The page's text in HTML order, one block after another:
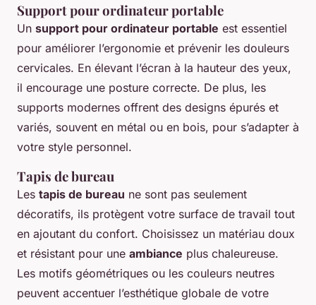
Support pour ordinateur portable
Un support pour ordinateur portable est essentiel
pour améliorer l’ergonomie et prévenir les douleurs
cervicales. En élevant l’écran à la hauteur des yeux,
il encourage une posture correcte. De plus, les
supports modernes offrent des designs épurés et
variés, souvent en métal ou en bois, pour s’adapter à
votre style personnel.
Tapis de bureau
Les tapis de bureau ne sont pas seulement
décoratifs, ils protègent votre surface de travail tout
en ajoutant du confort. Choisissez un matériau doux
et résistant pour une ambiance plus chaleureuse.
Les motifs géométriques ou les couleurs neutres
peuvent accentuer l’esthétique globale de votre